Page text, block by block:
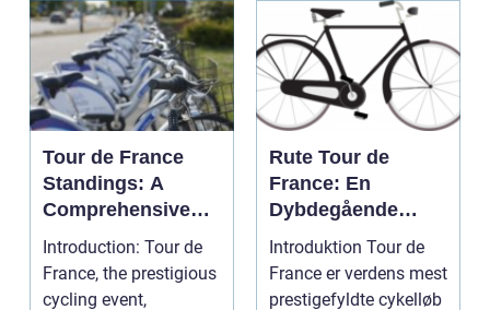
Tour de France
Standings: A
Comprehensive
Guide for Cycling
Enthusiasts
Introduction: Tour de
France, the prestigious
cycling event,
Rute Tour de
France: En
Dybdegående
Gennemgang af
Den Mest
Prestigefyldte
Introduktion Tour de
France er verdens mest
prestigefyldte cykelløb